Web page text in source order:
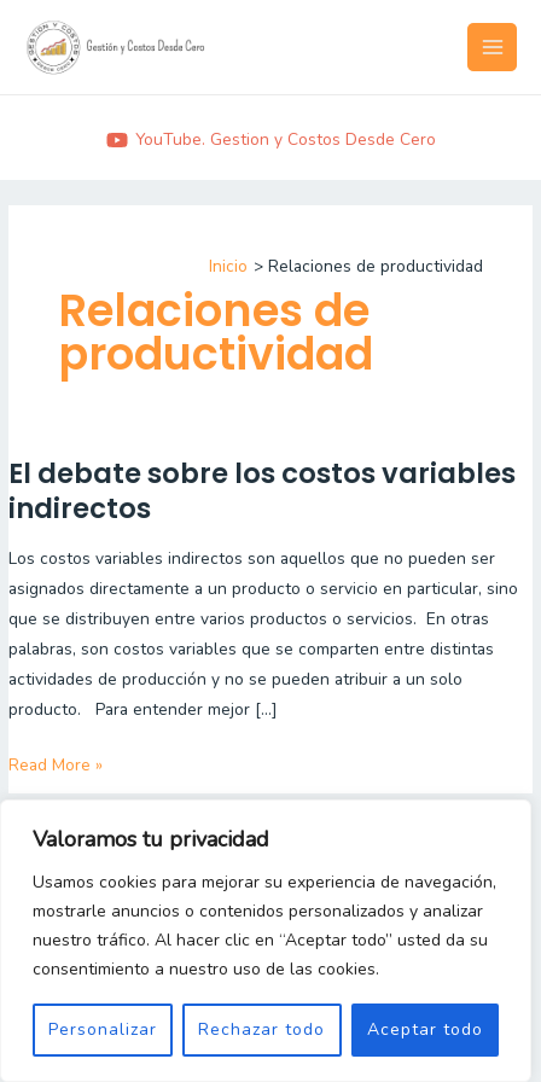
Valoramos tu privacidad
Usamos cookies para mejorar su experiencia de navegación,
mostrarle anuncios o contenidos personalizados y analizar
nuestro tráfico. Al hacer clic en “Aceptar todo” usted da su
consentimiento a nuestro uso de las cookies.
Personalizar Rechazar todo Aceptar todo
contenido
YouTube. Gestion y Costos Desde Cero
Inicio Relaciones de productividad
Relaciones de
productividad
El debate sobre los costos variables
indirectos
Los costos variables indirectos son aquellos que no pueden ser
asignados directamente a un producto o servicio en particular, sino
que se distribuyen entre varios productos o servicios. En otras
palabras, son costos variables que se comparten entre distintas
actividades de producción y no se pueden atribuir a un solo
producto. Para entender mejor […]
El
debate
los
costos
variables
indirectos
Read More »